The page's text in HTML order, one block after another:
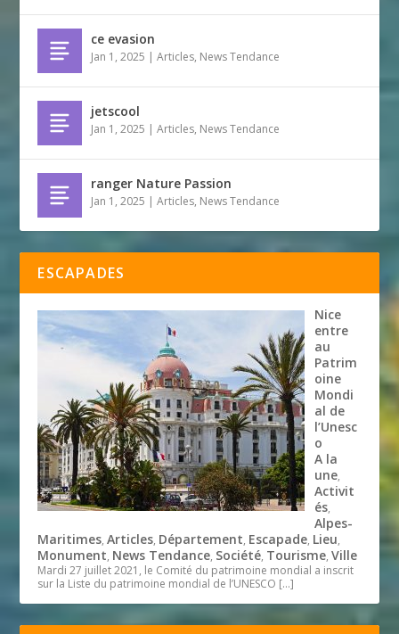
ce evasion
Jan 1, 2025 |Articles, News Tendance
jetscool
Jan 1, 2025 |Articles, News Tendance
ranger Nature Passion
Jan 1, 2025 |Articles, News Tendance
ESCAPADES
Nice
entre
au
Patrim
oine
Mondi
al de
l’Unesc
o
A la
une,
Activit
és,
Alpes-
Maritimes,Articles, Département, Escapade, Lieu,
Monument, News Tendance, Société, Tourisme,Ville
Mardi 27 juillet 2021, le Comité du patrimoine mondial a inscrit
sur la Liste du patrimoine mondial de l’UNESCO […]